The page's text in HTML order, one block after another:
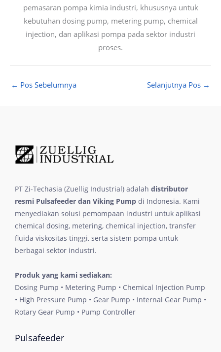
pemasaran pompa kimia industri, khususnya untuk
kebutuhan dosing pump, metering pump, chemical
injection, dan aplikasi pompa pada sektor industri
proses.
← Pos Sebelumnya Selanjutnya Pos →
PT Zi-Techasia (Zuellig Industrial) adalah distributor
resmi Pulsafeeder dan Viking Pump di Indonesia. Kami
menyediakan solusi pemompaan industri untuk aplikasi
chemical dosing, metering, chemical injection, transfer
fluida viskositas tinggi, serta sistem pompa untuk
berbagai sektor industri.
Produk yang kami sediakan:
Dosing Pump • Metering Pump • Chemical Injection Pump
• High Pressure Pump • Gear Pump • Internal Gear Pump •
Rotary Gear Pump • Pump Controller
Pulsafeeder